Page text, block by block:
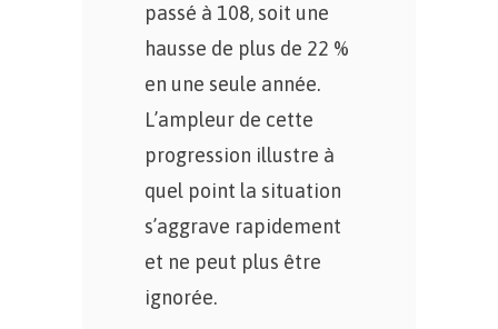
passé à 108, soit une
hausse de plus de 22 %
en une seule année.
L’ampleur de cette
progression illustre à
quel point la situation
s’aggrave rapidement
et ne peut plus être
ignorée.